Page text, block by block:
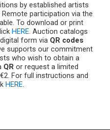
by established artists
participation via the
To download or print
HERE. Auction catalogs
form via QR codes
supports our commitment
who wish to obtain a
QR or request a limited
For full instructions and
HERE.